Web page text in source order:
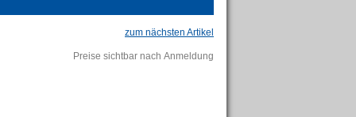
zum nächsten Artikel
Preise sichtbar nach Anmeldung